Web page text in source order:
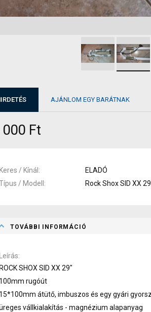
AJÁNLOM EGY BARÁTNAK
Ft
Keres / Kínál ELADÓ
/ Modell
Rock Shox SID XX
TOVÁBBI INFORMÁCIÓ
Leírás
ROCK SHOX SID XX 29"
100mm rugóút
15*100mm átütő, imbuszos és egy gyári
vállkialakítás - magnézium alapanyag